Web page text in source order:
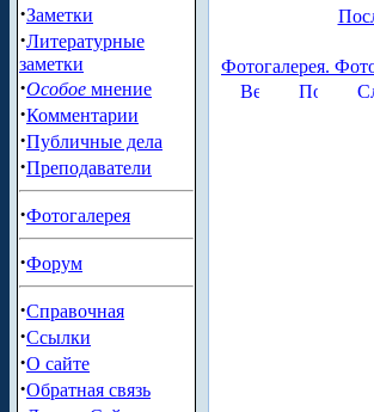
·Заметки
·Литературные
заметки
·Особое мнение
·Комментарии
·Публичные дела
·Преподаватели
·Фотогалерея
·Форум
·Справочная
·Ссылки
·О сайте
·Обратная связь
Фотогалерея.